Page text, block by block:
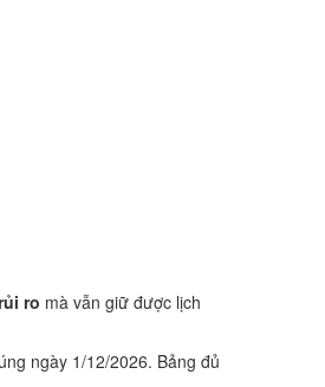
ro mà vẫn giữ được lịch
ngày 1/12/2026. Bảng đủ